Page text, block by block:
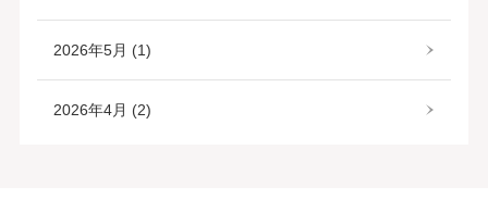
2026年5月 (1)
2026年4月 (2)